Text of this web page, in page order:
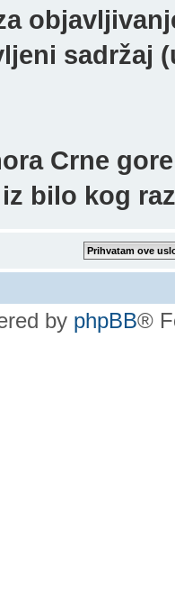
sadržaj
Crne
bilo kog
by phpBB®